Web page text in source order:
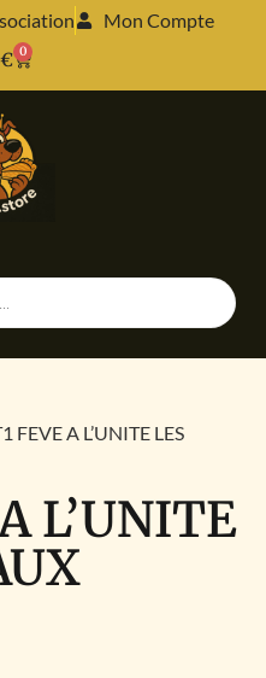
Mon Compte
€ 0
FEVE A L’UNITE LES
L’UNITE